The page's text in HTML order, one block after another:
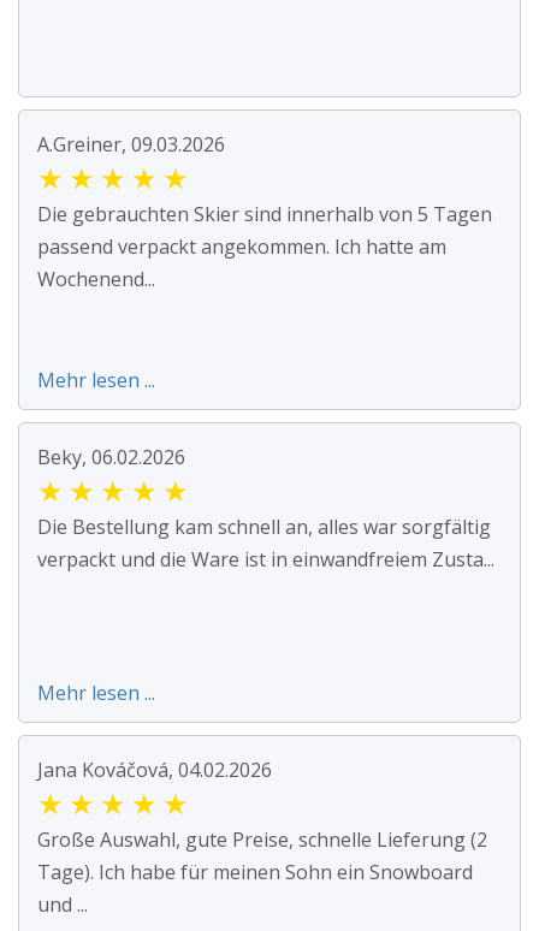
A.Greiner, 09.03.2026
★ ★ ★ ★ ★
Die gebrauchten Skier sind innerhalb von 5 Tagen
passend verpackt angekommen. Ich hatte am
Wochenend...
Mehr lesen ...
Beky, 06.02.2026
★ ★ ★ ★ ★
Die Bestellung kam schnell an, alles war sorgfältig
verpackt und die Ware ist in einwandfreiem Zusta...
Mehr lesen ...
Jana Kováčová, 04.02.2026
★ ★ ★ ★ ★
Große Auswahl, gute Preise, schnelle Lieferung (2
Tage). Ich habe für meinen Sohn ein Snowboard
und ...